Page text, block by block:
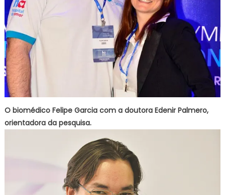
O biomédico Felipe Garcia com a doutora Edenir Palmero,
orientadora da pesquisa.